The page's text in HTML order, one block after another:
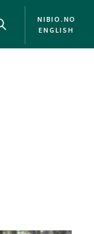
NIBIO.NO
ENGLISH